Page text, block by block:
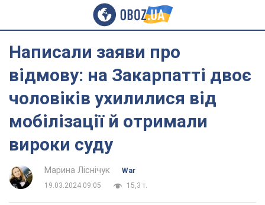
Написали заяви про
відмову: на Закарпатті двоє
чоловіків ухилилися від
мобілізації й отримали
вироки суду
Марина Ліснічук
War
19.03.2024 09:05
15,3 т.